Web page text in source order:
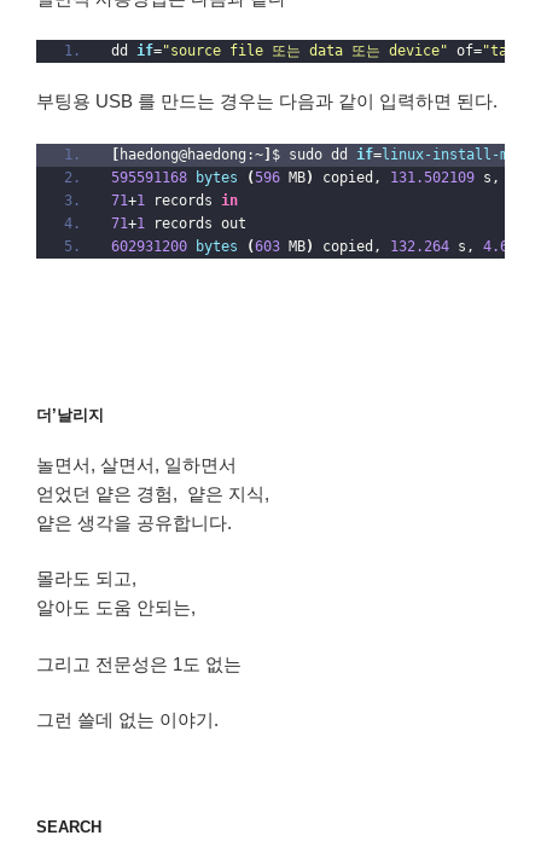
dd if="source file 또는 data 또는 device" of=
부팅용 USB 를 만드는 경우는 다음과 같이 입력하면 된다.
[ haedong@haedong:~] $ sudo dd if=linux-install-media
595591168
bytes (596 MB) copied, 131.502109 s,
71+1 records in
71+1
records out
602931200
bytes (603 MB) copied, 132.264 s, 4.6
더’날리지
놀면서, 살면서, 일하면서
얻었던 얕은 경험, 얕은 지식,
얕은 생각을 공유합니다.
몰라도 되고,
알아도 도움 안되는,
그리고 전문성은 1도 없는
그런 쓸데 없는 이야기.
SEARCH